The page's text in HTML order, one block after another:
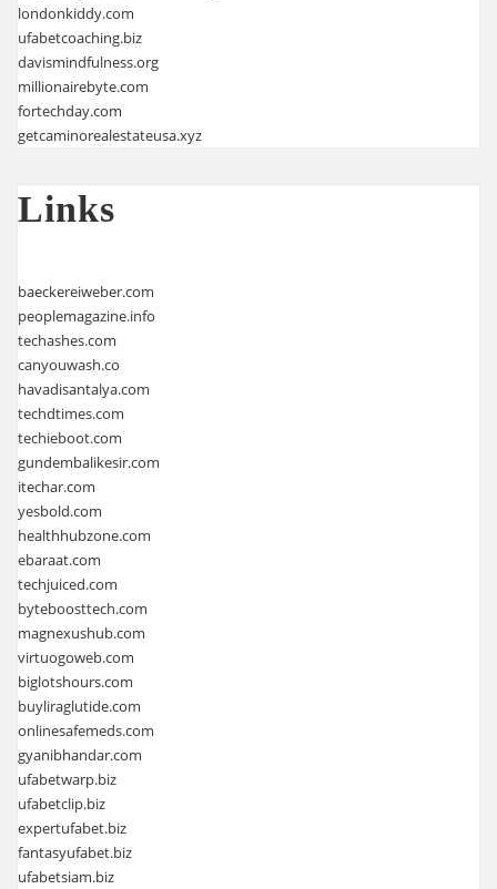
londonkiddy.com
ufabetcoaching.biz
davismindfulness.org
millionairebyte.com
fortechday.com
getcaminorealestateusa.xyz
Links
baeckereiweber.com
peoplemagazine.info
techashes.com
canyouwash.co
havadisantalya.com
techdtimes.com
techieboot.com
gundembalikesir.com
itechar.com
yesbold.com
healthhubzone.com
ebaraat.com
techjuiced.com
byteboosttech.com
magnexushub.com
virtuogoweb.com
biglotshours.com
buyliraglutide.com
onlinesafemeds.com
gyanibhandar.com
ufabetwarp.biz
ufabetclip.biz
expertufabet.biz
fantasyufabet.biz
ufabetsiam.biz